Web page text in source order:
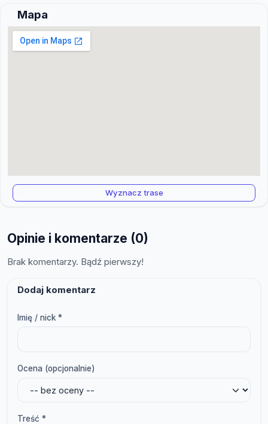
Mapa
Wyznacz trase
Opinie i komentarze (0)
Brak komentarzy. Bądź pierwszy!
Dodaj komentarz
Imię / nick *
Ocena (opcjonalnie)
Treść *